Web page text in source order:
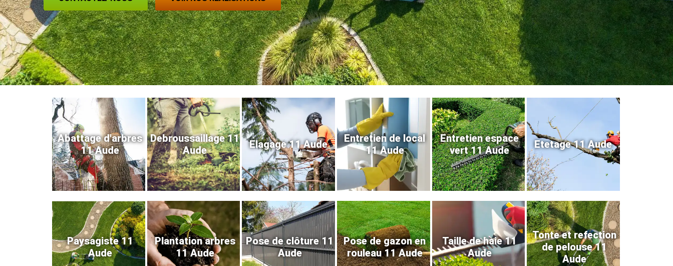
Abattage d'arbres
11 Aude
Debroussaillage 11
Aude
Elagage 11 Aude
Entretien de local
11 Aude
Entretien espace
vert 11 Aude
Etetage 11 Aude
Paysagiste 11
Aude
Plantation arbres
11 Aude
Pose de clôture 11
Aude
Pose de gazon en
rouleau 11 Aude
Taille de haie 11
Aude
Tonte et refection
de pelouse 11
Aude